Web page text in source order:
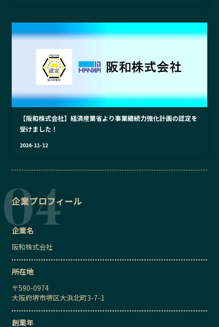
【阪和株式会社】経済産業省より事業継続力強化計画の認定を
受けました！
2024-11-12
企業プロフィール
企業名
阪和株式会社
所在地
〒590-0974
大阪府堺市堺区大浜北町3-7-1
創業年